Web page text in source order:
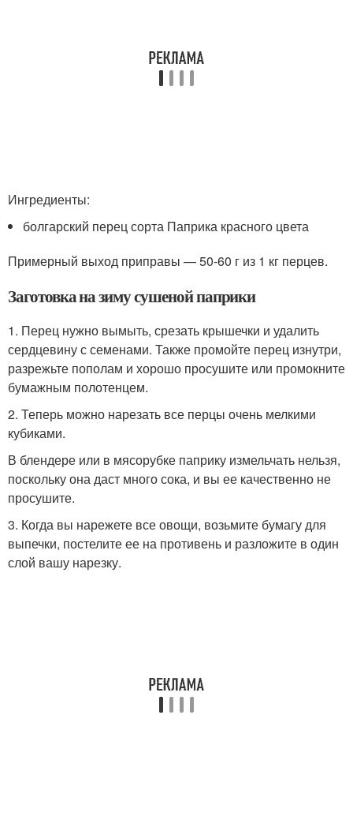
Ингредиенты:
болгарский перец сорта Паприка красного цвета
Примерный выход приправы — 50-60 г из 1 кг перцев.
Заготовка на зиму сушеной паприки
1. Перец нужно вымыть, срезать крышечки и удалить
сердцевину с семенами. Также промойте перец изнутри,
разрежьте пополам и хорошо просушите или промокните
бумажным полотенцем.
2. Теперь можно нарезать все перцы очень мелкими
кубиками.
В блендере или в мясорубке паприку измельчать нельзя,
поскольку она даст много сока, и вы ее качественно не
просушите.
3. Когда вы нарежете все овощи, возьмите бумагу для
выпечки, постелите ее на противень и разложите в один
слой вашу нарезку.